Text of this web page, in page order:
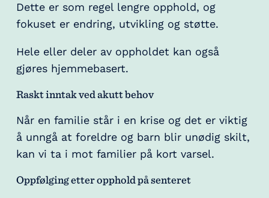
Dette er som regel lengre opphold, og
fokuset er endring, utvikling og støtte.
Hele eller deler av oppholdet kan også
gjøres hjemmebasert.
Raskt inntak ved akutt behov
Når en familie står i en krise og det er viktig
å unngå at foreldre og barn blir unødig skilt,
kan vi ta i mot familier på kort varsel.
Oppfølging etter opphold på senteret